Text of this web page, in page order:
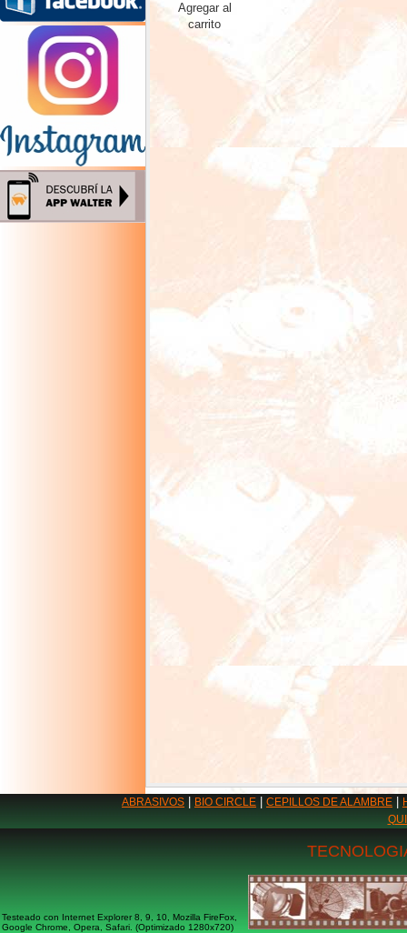
Agregar al
carrito
ABRASIVOS BIO CIRCLE CEPILLOS DE ALAMBRE
Testeado con Internet Explorer 8, 9, 10, Mozilla FireFox,
Google Chrome, Opera, Safari. (Optimizado 1280x720)